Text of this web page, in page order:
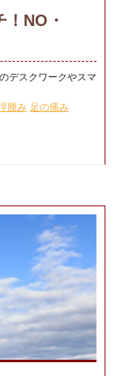
NO・
デスクワークやスマ
腫み 足の痛み